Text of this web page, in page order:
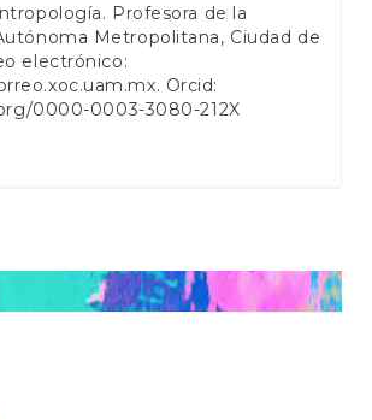
Profesora de la
Metropolitana, Ciudad de
electrónico:
Orcid:
0000-0003-3080-212X